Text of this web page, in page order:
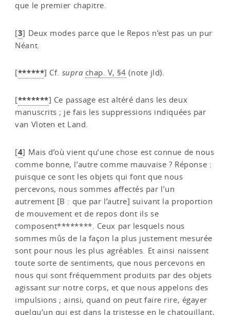
que le premier chapitre.
[3] Deux modes parce que le Repos n’est pas un pur
Néant.
[******] Cf. supra chap. V, §4 (note jld).
[*******] Ce passage est altéré dans les deux
manuscrits ; je fais les suppressions indiquées par
van Vloten et Land.
[4] Mais d’où vient qu’une chose est connue de nous
comme bonne, l’autre comme mauvaise ? Réponse :
puisque ce sont les objets qui font que nous
percevons, nous sommes affectés par l’un
autrement [B : que par l’autre] suivant la proportion
de mouvement et de repos dont ils se
composent********. Ceux par lesquels nous
sommes mûs de la façon la plus justement mesurée
sont pour nous les plus agréables. Et ainsi naissent
toute sorte de sentiments, que nous percevons en
nous qui sont fréquemment produits par des objets
agissant sur notre corps, et que nous appelons des
impulsions ; ainsi, quand on peut faire rire, égayer
quelqu’un qui est dans la tristesse en le chatouillant,